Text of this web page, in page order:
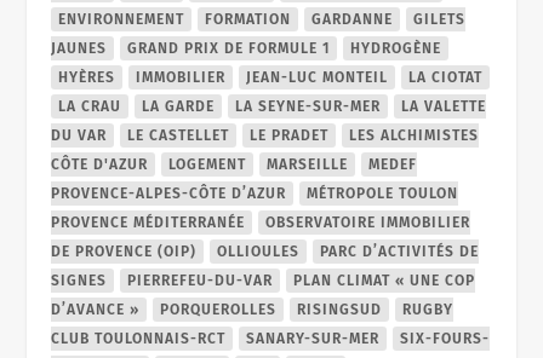
ENVIRONNEMENT
FORMATION GARDANNE
GILETS
JAUNES
GRAND PRIX DE FORMULE 1
HYDROGÈNE
HYÈRES
IMMOBILIER JEAN-LUC MONTEIL
LA CIOTAT
LA CRAU
LA GARDE LA SEYNE-SUR-MER
LA VALETTE
DU VAR
LE CASTELLET LE PRADET
LES ALCHIMISTES
CÔTE D'AZUR
LOGEMENT MARSEILLE
MEDEF
PROVENCE-ALPES-CÔTE D’AZUR
MÉTROPOLE TOULON
PROVENCE MÉDITERRANÉE
OBSERVATOIRE IMMOBILIER
DE PROVENCE (OIP)
OLLIOULES
PARC D’ACTIVITÉS DE
SIGNES
PIERREFEU-DU-VAR
PLAN CLIMAT « UNE COP
D’AVANCE »
PORQUEROLLES RISINGSUD
RUGBY
CLUB TOULONNAIS-RCT
SANARY-SUR-MER
SIX-FOURS-